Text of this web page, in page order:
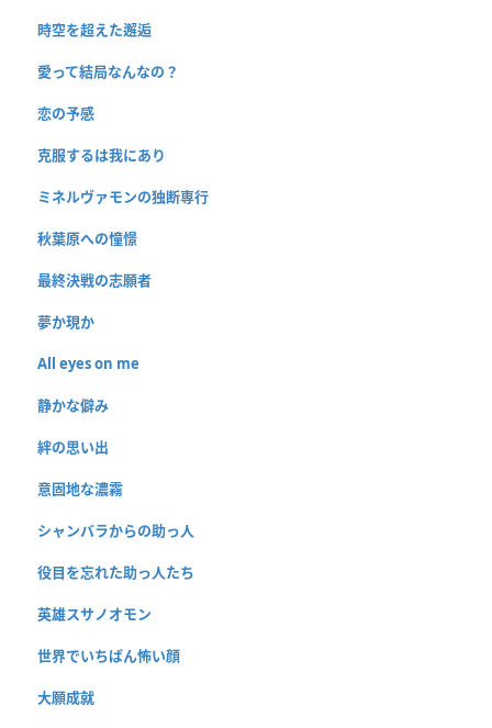
時空を超えた邂逅
愛って結局なんなの？
恋の予感
克服するは我にあり
ミネルヴァモンの独断専行
秋葉原への憧憬
最終決戦の志願者
夢か現か
All eyes on me
静かな僻み
絆の思い出
意固地な濃霧
シャンバラからの助っ人
役目を忘れた助っ人たち
英雄スサノオモン
世界でいちばん怖い顔
大願成就